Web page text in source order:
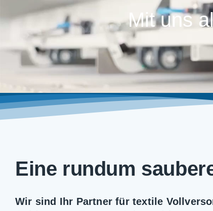
Mit uns
Eine rundum
Wir sind Ihr Partner für textile